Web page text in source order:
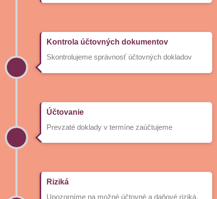
Kontrola účtovných dokumentov
Skontrolujeme správnosť účtovných dokladov
Účtovanie
Prevzaté doklady v termíne zaúčtujeme
Riziká
Upozorníme na možné účtovné a daňové riziká.